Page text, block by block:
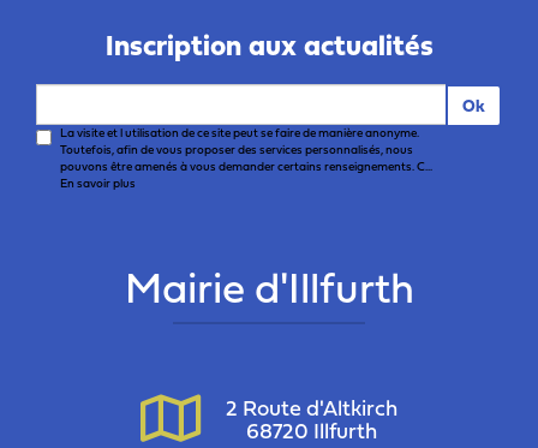
Inscription aux actualités
La visite et l utilisation de ce site peut se faire de manière anonyme.
Toutefois, afin de vous proposer des services personnalisés, nous
pouvons être amenés à vous demander certains renseignements. C...
En savoir plus
Ok
Mairie d'Illfurth
2 Route d'Altkirch
68720 Illfurth